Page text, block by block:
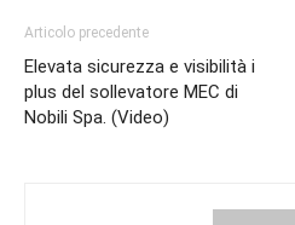
Articolo precedente
Elevata sicurezza e visibilità i
plus del sollevatore MEC di
Nobili Spa. (Video)